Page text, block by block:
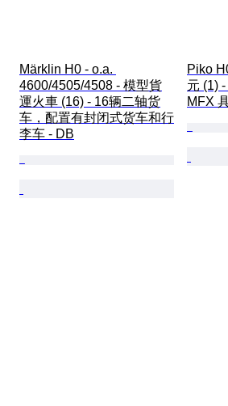
Märklin H0 - o.a.
4600/4505/4508 - 模型貨
運火車 (16) - 16辆二轴货
车，配置有封闭式货车和行
李车 - DB
Piko
元 (1)
MFX